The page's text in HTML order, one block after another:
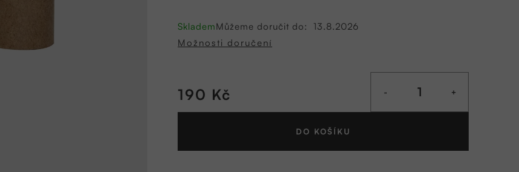
SklademMůžeme doručit do:
13.8.2026
Možnosti doručení
190 Kč
DO KOŠÍKU